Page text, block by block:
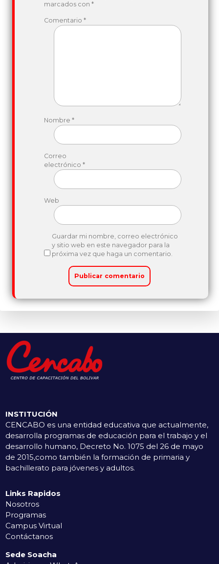
marcados con *
Comentario *
Nombre *
Correo
electrónico *
Web
Guardar mi nombre, correo electrónico
y sitio web en este navegador para la
próxima vez que haga un comentario.
INSTITUCIÓN
CENCABO es una entidad educativa que actualmente,
desarrolla programas de educación para el trabajo y el
desarrollo humano, Decreto No. 1075 del 26 de mayo
de 2015,como también la formación de primaria y
bachillerato para jóvenes y adultos.
Links Rapidos
Nosotros
Programas
Campus Virtual
Contáctanos
Sede Soacha